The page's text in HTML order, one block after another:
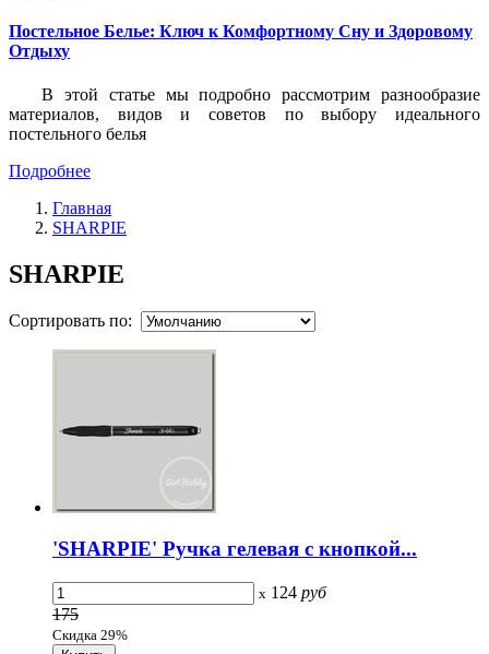
Постельное Белье: Ключ к Комфортному Сну и Здоровому
Отдыху
В этой статье мы подробно рассмотрим разнообразие
материалов, видов и советов по выбору идеального
постельного белья
Подробнее
Главная
SHARPIE
SHARPIE
Сортировать по:
'SHARPIE' Ручка гелевая с кнопкой...
x 124 руб
175
Скидка 29%